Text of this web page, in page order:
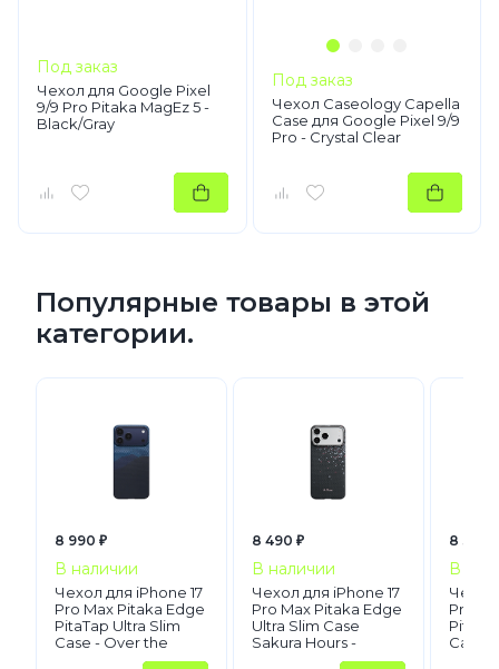
Под заказ
Чехол для Google Pixel
9/9 Pro Pitaka MagEz 5 -
Black/Gray
Под заказ
Чехол Caseology Capella
Case для Google Pixel 9/9
Pro - Crystal Clear
Популярные товары в этой
категории.
8 990 ₽
В наличии
Чехол для iPhone 17
Pro Max Pitaka Edge
PitaTap Ultra Slim
Case - Over the
8 490 ₽
В наличии
Чехол для iPhone 17
Pro Max Pitaka Edge
Ultra Slim Case
Sakura Hours -
Midnight Black
8 390
В
Чехол
Pro
Case -